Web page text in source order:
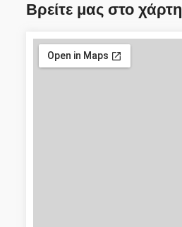
Βρείτε μας στο χάρτη